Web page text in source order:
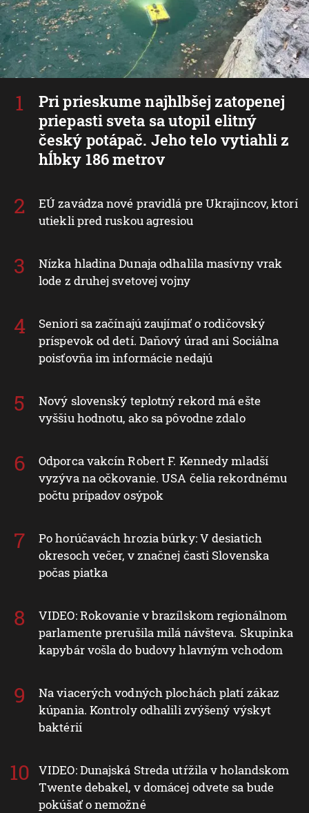
Pri prieskume najhlbšej zatopenej
priepasti sveta sa utopil elitný
český potápač. Jeho telo vytiahli z
hĺbky 186 metrov
EÚ zavádza nové pravidlá pre Ukrajincov, ktorí
utiekli pred ruskou agresiou
Nízka hladina Dunaja odhalila masívny vrak
lode z druhej svetovej vojny
Seniori sa začínajú zaujímať o rodičovský
príspevok od detí. Daňový úrad ani Sociálna
poisťovňa im informácie nedajú
Nový slovenský teplotný rekord má ešte
vyššiu hodnotu, ako sa pôvodne zdalo
Odporca vakcín Robert F. Kennedy mladší
vyzýva na očkovanie. USA čelia rekordnému
počtu prípadov osýpok
Po horúčavách hrozia búrky: V desiatich
okresoch večer, v značnej časti Slovenska
počas piatka
VIDEO: Rokovanie v brazílskom regionálnom
parlamente prerušila milá návšteva. Skupinka
kapybár vošla do budovy hlavným vchodom
Na viacerých vodných plochách platí zákaz
kúpania. Kontroly odhalili zvýšený výskyt
baktérií
VIDEO: Dunajská Streda utŕžila v holandskom
Twente debakel, v domácej odvete sa bude
pokúšať o nemožné